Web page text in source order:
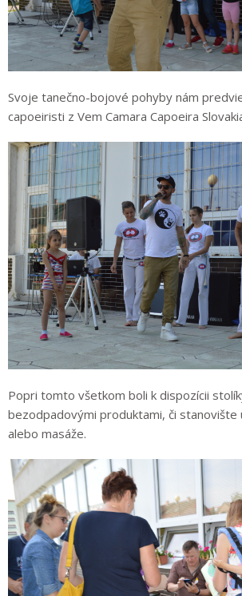
Svoje tanečno-bojové pohyby nám
capoeiristi z Vem Camara Capoeira
Popri tomto všetkom boli k dispozícii
bezodpadovými produktami, či stanovište
alebo masáže.